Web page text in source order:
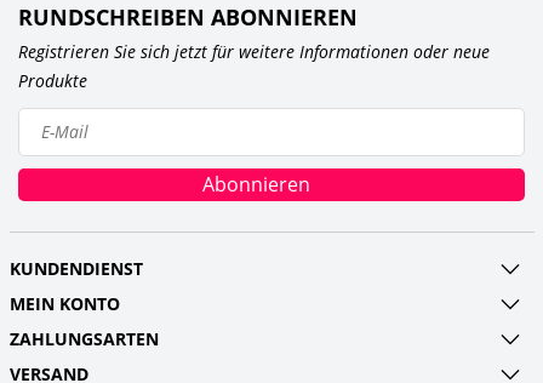
RUNDSCHREIBEN ABONNIEREN
Registrieren Sie sich jetzt für weitere Informationen oder neue
Produkte
Abonnieren
KUNDENDIENST
MEIN KONTO
ZAHLUNGSARTEN
VERSAND